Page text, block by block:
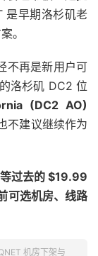
是早期洛杉矶老
。
不再是新用户可
洛杉矶 DC2 位
(DC2 AO)
不建议继续作为
过去的 $19.99
可选机房、线路
机房下架与